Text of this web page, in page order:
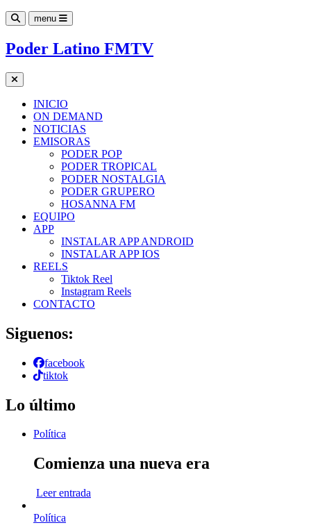
menu
Poder Latino FMTV
INICIO
ON DEMAND
NOTICIAS
EMISORAS
PODER POP
PODER TROPICAL
PODER NOSTALGIA
PODER GRUPERO
HOSANNA FM
EQUIPO
APP
INSTALAR APP ANDROID
INSTALAR APP IOS
REELS
Tiktok Reel
Instagram Reels
CONTACTO
Siguenos:
facebook
tiktok
Lo último
Política
Comienza una nueva era
Leer entrada
Política